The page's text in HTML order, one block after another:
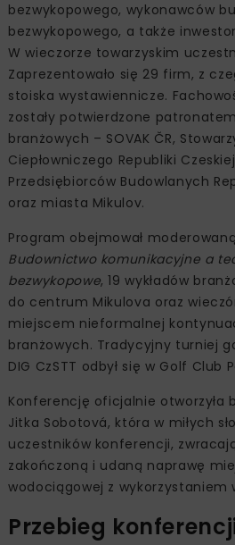
bezwykopowego, wykonawców
bezwykopowego, a także
W wieczorze towarzyskim
Zaprezentowało się 29 firm, z
stoiska wystawiennicze.
zostały potwierdzone
branżowych – SOVAK ČR,
Ciepłowniczego Republiki
Przedsiębiorców Budowlanych
oraz miasta Mikulov.
Program obejmował
Budownictwo komunikacyjne a
bezwykopowe, 19 wykładów
do centrum Mikulova oraz
miejscem nieformalnej
branżowych. Tradycyjny turniej
DIG CzSTT odbył się w Golf Club
Konferencję oficjalnie otworzyła
Jitka Sobotová, która w miłych
uczestników konferencji,
zakończoną i udaną naprawę
wodociągowej z wykorzystaniem
Przebieg